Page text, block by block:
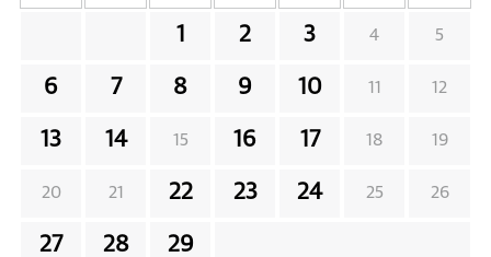
1 2 3 4 5
6 7 8 9 10 11 12
13 14 15 16 17 18 19
20 21 22 23 24 25 26
27 28 29